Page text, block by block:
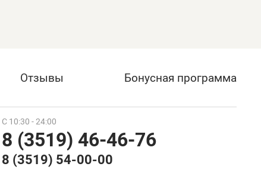
Отзывы Бонусная программа
С 10:30 - 24:00
8 (3519) 46-46-76
8 (3519) 54-00-00